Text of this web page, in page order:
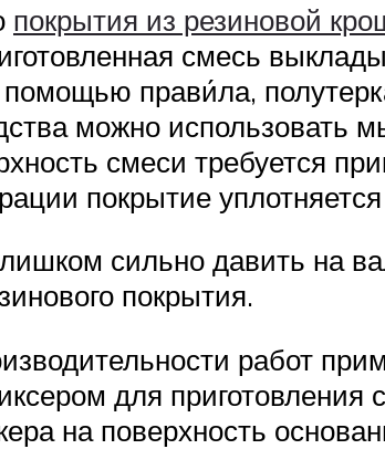
покрытия из резиновой
смесь
прави́ла,
можно
смеси требуется
покрытие
сильно давить на
покрытия.
работ
для
на поверхность